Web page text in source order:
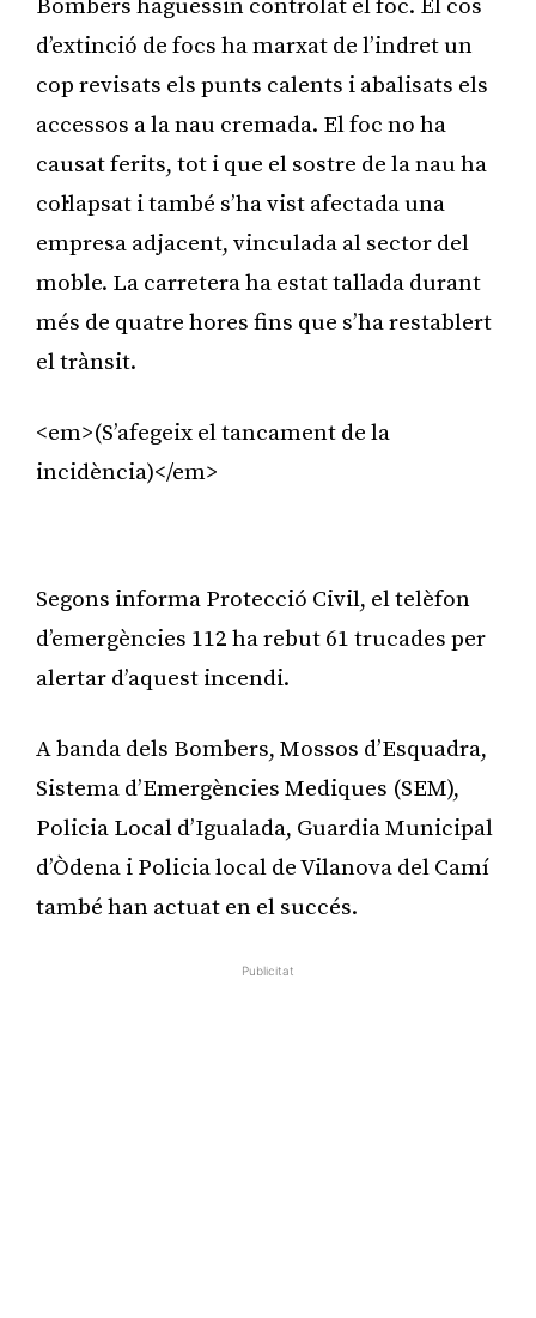
Bombers haguessin controlat el foc. El cos
d’extinció de focs ha marxat de l’indret un
cop revisats els punts calents i abalisats els
accessos a la nau cremada. El foc no ha
causat ferits, tot i que el sostre de la nau ha
col·lapsat i també s’ha vist afectada una
empresa adjacent, vinculada al sector del
moble. La carretera ha estat tallada durant
més de quatre hores fins que s’ha restablert
el trànsit.
<em>(S’afegeix el tancament de la
incidència)</em>
Segons informa Protecció Civil, el telèfon
d’emergències 112 ha rebut 61 trucades per
alertar d’aquest incendi.
A banda dels Bombers, Mossos d’Esquadra,
Sistema d’Emergències Mediques (SEM),
Policia Local d’Igualada, Guardia Municipal
d’Òdena i Policia local de Vilanova del Camí
també han actuat en el succés.
Publicitat